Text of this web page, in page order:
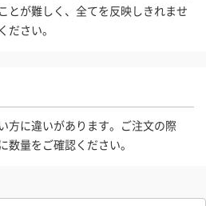
とが難しく、全てを反映しきれませ
ださい。
方に違いがあります。ご注文の際
数量をご確認ください。